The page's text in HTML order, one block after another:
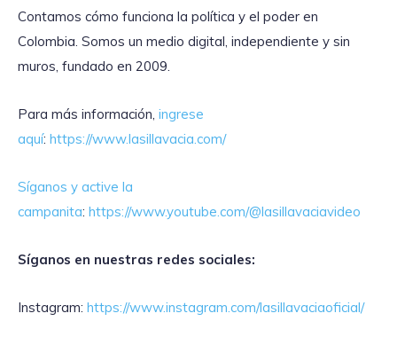
Contamos cómo funciona la política y el poder en
Colombia. Somos un medio digital, independiente y sin
muros, fundado en 2009.
Para más información, ingrese
aquí: https://www.lasillavacia.com/
Síganos y active la
campanita: https://www.youtube.com/@lasillavaciavideo
Síganos en nuestras redes sociales:
Instagram: https://www.instagram.com/lasillavaciaoficial/